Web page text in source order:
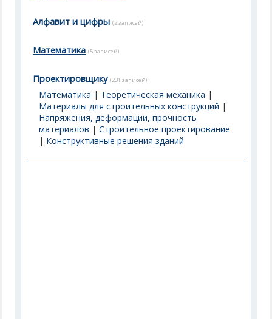
Алфавит и цифры (2 записей)
Математика (5 записей)
Проектировщику (231 записей)
Математика | Теоретическая механика |
Материалы для строительных конструкций |
Напряжения, деформации, прочность
материалов |Строительное проектирование
| Конструктивные решения зданий